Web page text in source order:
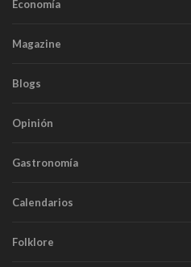
Economía
Magazine
Blogs
Opinión
Gastronomía
Calendarios
Folklore